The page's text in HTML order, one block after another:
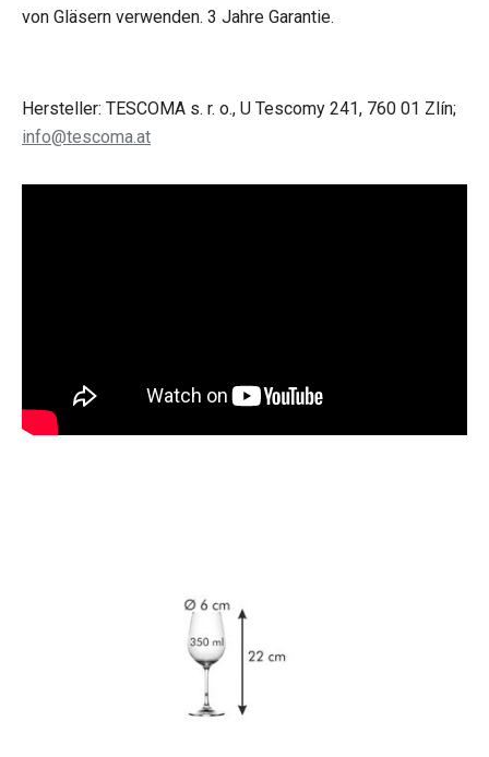
von Gläsern verwenden. 3 Jahre Garantie.
Hersteller: TESCOMA s. r. o., U Tescomy 241, 760 01 Zlín;
info@tescoma.at